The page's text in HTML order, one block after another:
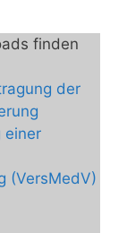
finden
der
einer
(VersMedV)